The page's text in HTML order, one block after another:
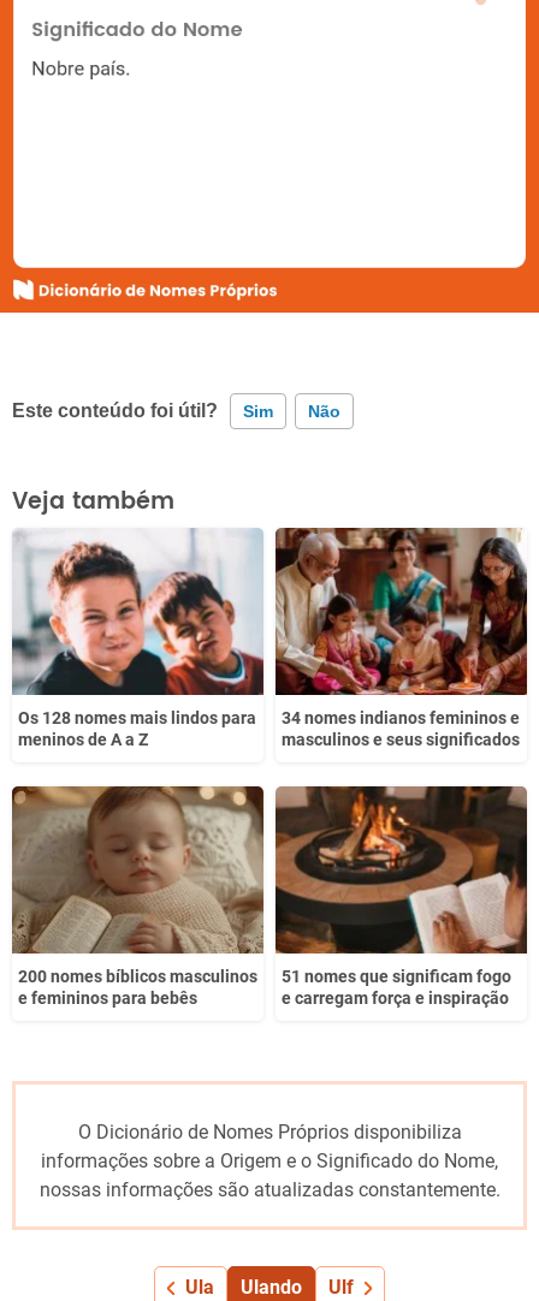
Este conteúdo foi útil? Sim Não
Este conteúdo contém informação incorreta
Este conteúdo não tem a informação que procuro
Outro
Veja também
Os 128 nomes mais lindos para
meninos de A a Z
34 nomes indianos femininos e
masculinos e seus significados
200 nomes bíblicos masculinos
e femininos para bebês
51 nomes que significam fogo
e carregam força e inspiração
O Dicionário de Nomes Próprios disponibiliza
informações sobre a Origem e o Significado do Nome,
nossas informações são atualizadas constantemente.
Ula Ulando Ulf